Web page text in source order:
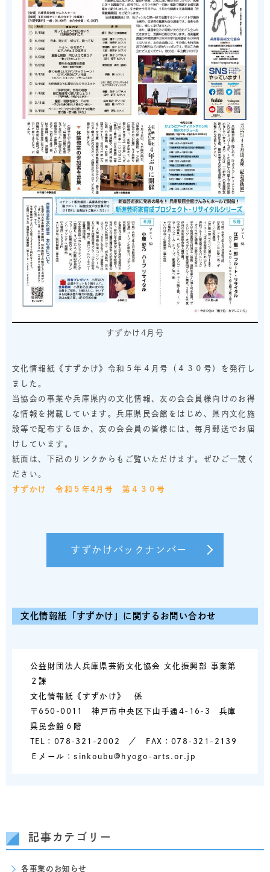
すずかけ4月号
文化情報紙《すずかけ》令和５年４月号（４３０号）を発行し
ました。
当協会の事業や兵庫県内の文化情報、友の会会員様向けのお得
な情報を掲載しています。兵庫県民会館をはじめ、県内文化施
設等で配布するほか、友の会会員の皆様には、毎月郵送でお届
けしています。
紙面は、下記のリンクからもご覧いただけます。ぜひご一読く
ださい。
すずかけ 令和５年4月号 第４３０号
すずかけバックナンバー
文化情報紙「すずかけ」に関するお問い合わせ
公益財団法人兵庫県芸術文化協会 文化振興部 事業第
２課
文化情報紙《すずかけ》 係
〒650-0011 神戸市中央区下山手通4-16-3 兵庫
県民会館６階
TEL：078-321-2002 ／ FAX：078-321-2139
Ｅメール：sinkoubu@hyogo-arts.or.jp
記事カテゴリー
各事業のお知らせ